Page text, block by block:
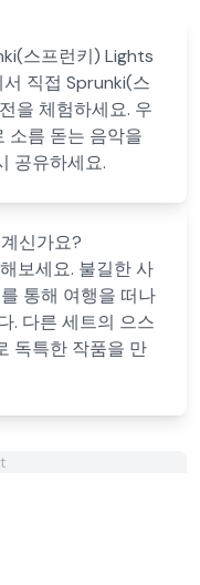
스프런키) Lights
직접 Sprunki(스
을 체험하세요. 우
소름 돋는 음악을
공유하세요.
신가요?
보세요. 불길한 사
통해 여행을 떠나
. 다른 세트의 으스
독특한 작품을 만